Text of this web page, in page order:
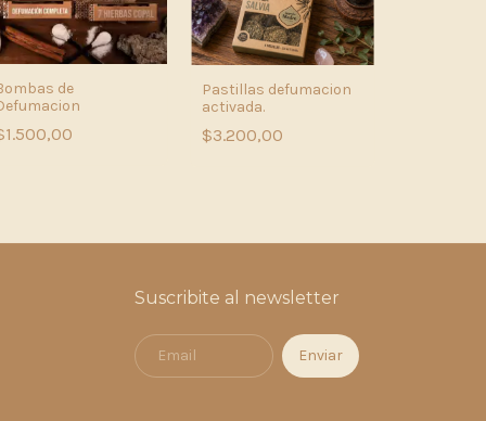
de
Pastillas defumacion
activada.
$3.200,00
Suscribite al newsletter